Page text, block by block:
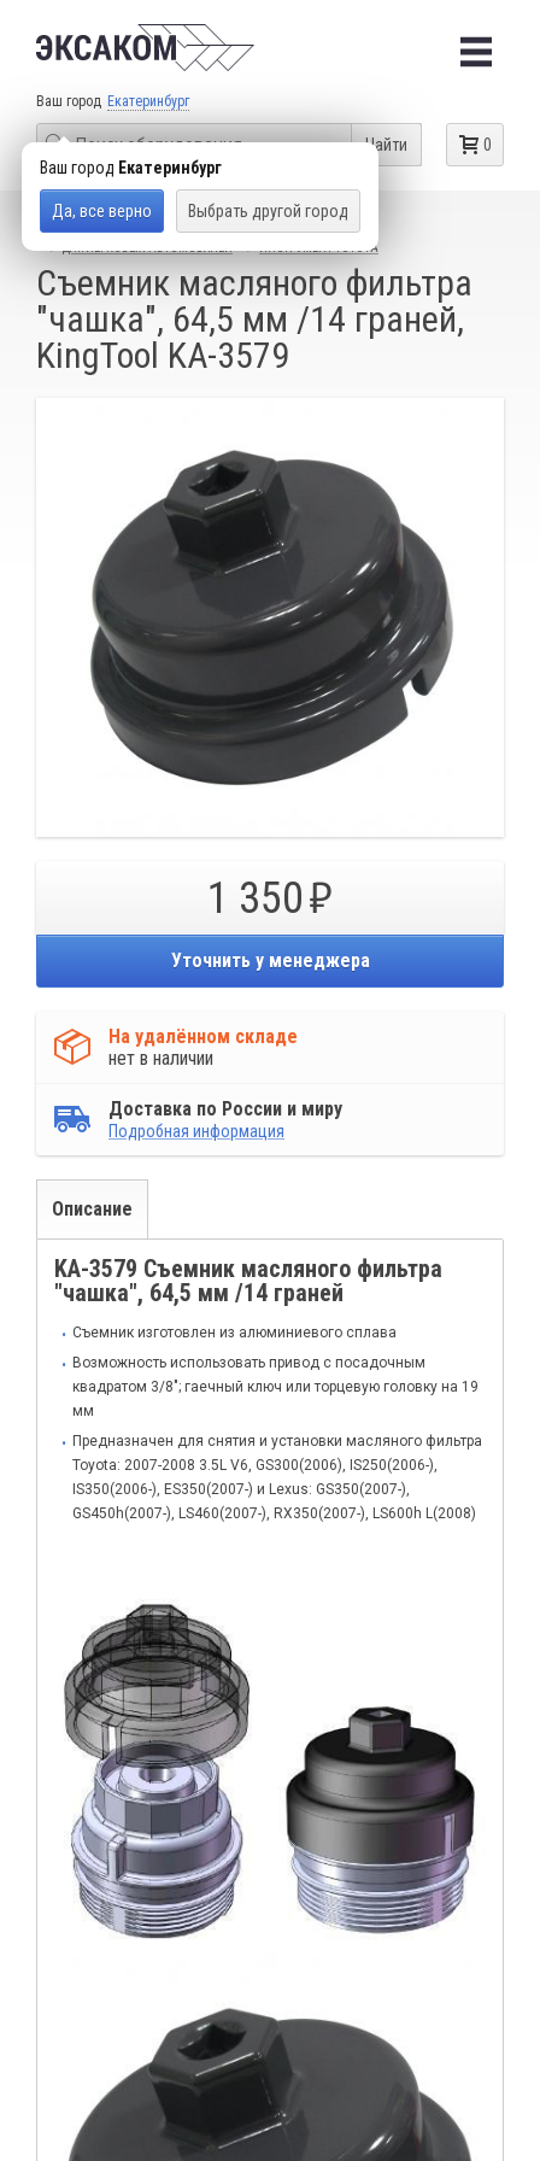
Ваш город Екатеринбург
Ваш город Екатеринбург
Да, все верно Выбрать другой город
0
Найти
КАТАЛОГ ТОВАРОВ
СПЕЦИАЛЬНЫЙ ИНСТРУМЕНТ
ИНСТРУМЕНТ TOYOTA
Съемник масляного фильтра
"чашка", 64,5 мм /14 граней,
KingTool KA-3579
1 350
Уточнить у менеджера
На удалённом складе
нет в наличии
Доставка по России и миру
Подробная информация
Описание
KA-3579 Съемник масляного фильтра
"чашка", 64,5 мм /14 граней
Съемник изготовлен из алюминиевого сплава
Возможность использовать привод с посадочным
квадратом 3/8"; гаечный ключ или торцевую головку на 19
мм
Предназначен для снятия и установки масляного фильтра
Toyota: 2007-2008 3.5L V6, GS300(2006), IS250(2006-),
IS350(2006-), ES350(2007-) и Lexus: GS350(2007-),
GS450h(2007-), LS460(2007-), RX350(2007-), LS600h L(2008)